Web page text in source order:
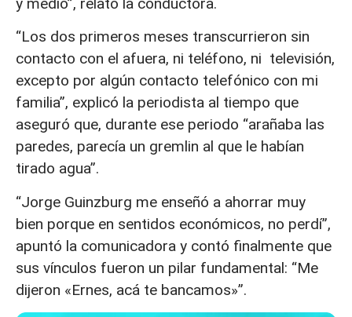
“Los dos primeros meses transcurrieron sin
contacto con el afuera, ni teléfono, ni televisión,
excepto por algún contacto telefónico con mi
familia”, explicó la periodista al tiempo que
aseguró que, durante ese periodo “arañaba las
paredes, parecía un gremlin al que le habían
tirado agua”.
“Jorge Guinzburg me enseñó a ahorrar muy
bien porque en sentidos económicos, no perdí”,
apuntó la comunicadora y contó finalmente que
sus vínculos fueron un pilar fundamental: “Me
dijeron «Ernes, acá te bancamos»”.